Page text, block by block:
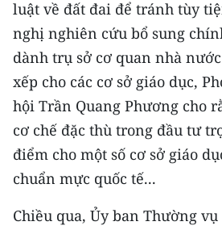
luật về đất đai để tránh tùy
nghị nghiên cứu bổ sung
dành trụ sở cơ quan nhà
xếp cho các cơ sở giáo dục,
hội Trần Quang Phương cho
cơ chế đặc thù trong đầu tư
điểm cho một số cơ sở giáo
chuẩn mực quốc tế...
Chiều qua, Ủy ban Thường